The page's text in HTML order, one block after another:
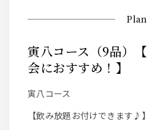
Plan
寅八コース（9品）【大人数でのご宴
会におすすめ！】
寅八コース
【飲み放題お付けできます♪】